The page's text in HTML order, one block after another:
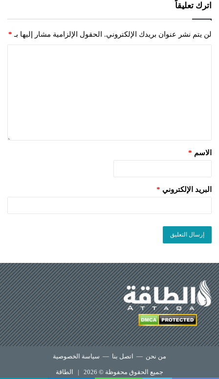
اترك تعليقاً
لن يتم نشر عنوان بريدك الإلكتروني. الحقول الإلزامية مشار إليها بـ *
الاسم *
البريد الإلكتروني *
من نحن — اتصل بنا — سياسة الخصوصية
جميع الحقوق محفوظة © 2026 | الطاقة